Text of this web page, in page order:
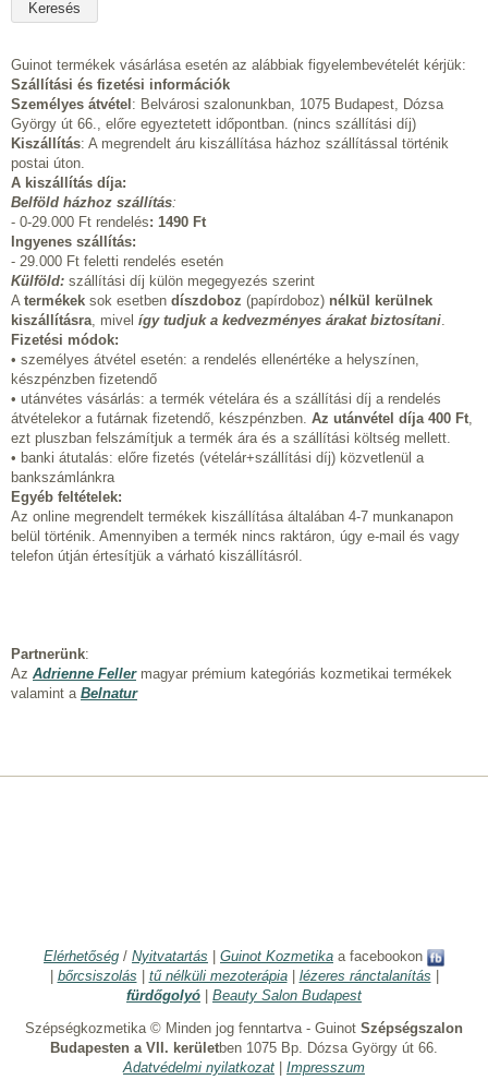
Guinot termékek vásárlása esetén az alábbiak figyelembevételét kérjük:
Szállítási és fizetési információk
Személyes átvétel : Belvárosi szalonunkban, 1075 Budapest, Dózsa
György út 66., előre egyeztetett időpontban. (nincs szállítási díj)
Kiszállítás: A megrendelt áru kiszállítása házhoz szállítással történik
postai úton.
A kiszállítás díja:
Belföld házhoz szállítás:
- 0-29.000 Ft rendelés: 1490 Ft
Ingyenes szállítás:
- 29.000 Ft feletti rendelés esetén
Külföld: szállítási díj külön megegyezés szerint
A termékek sok esetben díszdoboz (papírdoboz) nélkül kerülnek
kiszállításra, mivel így tudjuk a kedvezményes árakat biztosítani.
Fizetési módok:
• személyes átvétel esetén: a rendelés ellenértéke a helyszínen,
készpénzben fizetendő
• utánvétes vásárlás: a termék vételára és a szállítási díj a rendelés
átvételekor a futárnak fizetendő, készpénzben. Az utánvétel díja 400 Ft,
ezt pluszban felszámítjuk a termék ára és a szállítási költség mellett.
• banki átutalás: előre fizetés (vételár+szállítási díj) közvetlenül a
bankszámlánkra
Egyéb feltételek:
Az online megrendelt termékek kiszállítása általában 4-7 munkanapon
belül történik. Amennyiben a termék nincs raktáron, úgy e-mail és vagy
telefon útján értesítjük a várható kiszállításról.
Partnerünk:
Az Adrienne Fellermagyar prémium kategóriás kozmetikai termékek
valamint a Belnatur
Elérhetőség / Nyitvatartás Guinot Kozmetika a facebookon
bőrcsiszolás tű nélküli mezoterápia| lézeres ránctalanítás
fürdőgolyó
Beauty Salon Budapest
Szépségkozmetika © Minden jog fenntartva - Guinot Szépségszalon
Budapesten a VII. kerületben 1075 Bp. Dózsa György út 66.
Adatvédelmi nyilatkozat
Impresszum